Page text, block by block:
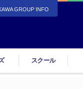
GROUP INFO
スクール